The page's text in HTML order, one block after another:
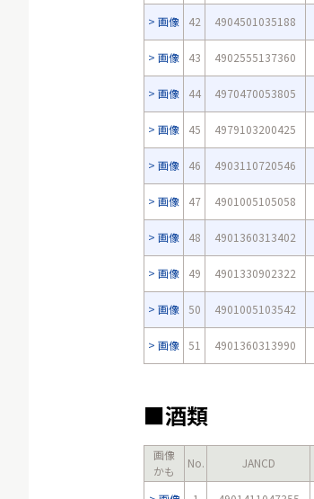
画像 42 4904501035188
画像 43 4902555137360
画像 44 4970470053805
画像 45 4979103200425
画像 46 4903110720546
画像 47 4901005105058
画像 48 4901360313402
画像 49 4901330902322
画像 50 4901005103542
画像 51 4901360313990
■酒類
画像
かも
No. JANCD